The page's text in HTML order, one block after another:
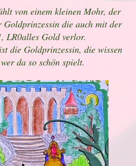
von einem kleinen Mohr, der
Goldprinzessin die auch mit der
LR0alles Gold verlor.
die Goldprinzessin, die wissen
da so schön spielt.